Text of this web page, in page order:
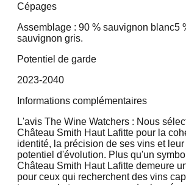
Cépages
Assemblage : 90 % sauvignon blanc5
sauvignon gris.
Potentiel de garde
2023-2040
Informations complémentaires
L'avis The Wine Watchers : Nous
Château Smith Haut Lafitte pour la
identité, la précision de ses vins et
potentiel d'évolution. Plus qu'un
Château Smith Haut Lafitte demeure
pour ceux qui recherchent des vins